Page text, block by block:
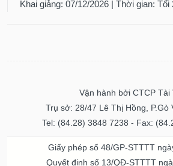
Khai giảng: 07/12/2026 | Thời gian: Tối
Vận hành bởi CTCP Tài
Trụ sở: 28/47 Lê Thị Hồng, P.Gò
Tel: (84.28) 3848 7238 - Fax:
Giấy phép số 48/GP-STTTT
Quyết định số 13/QĐ-STTTT